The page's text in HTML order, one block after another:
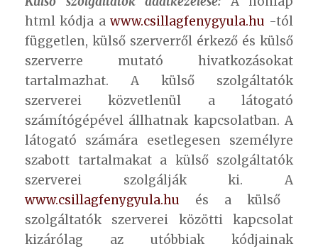
html kódja awww.csillagfenygyula.hu -tól
független, külső szerverről érkező és külső
szerverre mutató hivatkozásokat
tartalmazhat. A külső szolgáltatók
szerverei közvetlenül a látogató
számítógépével állhatnak kapcsolatban. A
látogató számára esetlegesen személyre
szabott tartalmakat a külső szolgáltatók
szerverei szolgálják ki. A
www.csillagfenygyula.hu és a külső
szolgáltatók szerverei közötti kapcsolat
kizárólag az utóbbiak kódjainak